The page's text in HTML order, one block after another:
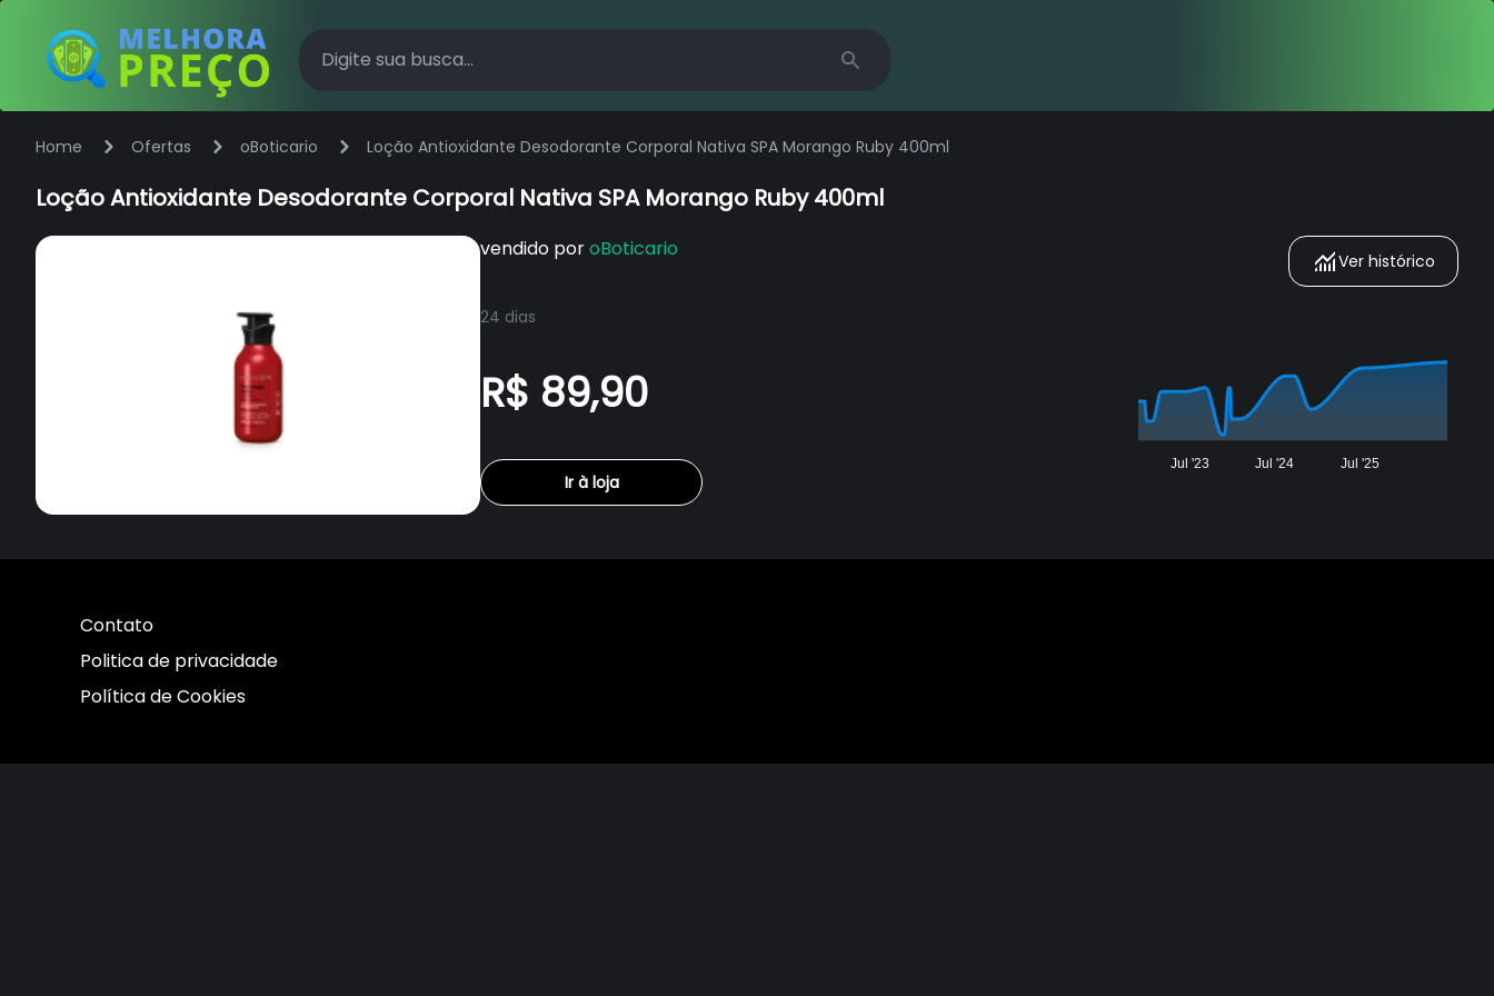
Home Ofertas oBoticario Loção Antioxidante Desodorante Corporal Nativa SPA Morango Ruby 400ml
Loção Antioxidante Desodorante Corporal Nativa SPA Morango Ruby 400ml
vendido poroBoticario
24 dias
R$ 89,90
Ir à loja
Ver histórico
Jul '23 Jul '24 Jul '25
Contato
Politica de privacidade
Política de Cookies